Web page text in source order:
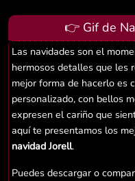
👉 Gif de
Las navidades son el
hermosos detalles que les
mejor forma de hacerlo es
personalizado, con bellos
expresen el cariño que
aquí te presentamos los
navidad Jorell.
Puedes descargar o